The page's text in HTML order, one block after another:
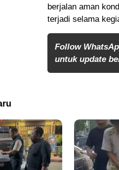
berjalan aman
terjadi selama
Follow
untuk update